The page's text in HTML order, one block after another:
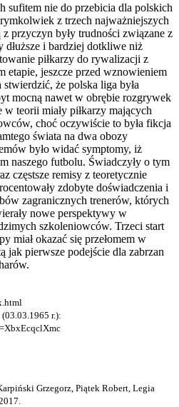
sufitem nie do przebicia dla polskich
z trzech najważniejszych
przyczyn były trudności związane z
dłuższe i bardziej dotkliwe niż
piłkarzy do rywalizacji z
etapie, jeszcze przed wznowieniem
że polska liga była
mocną nawet w obrębie rozgrywek
teorii miały piłkarzy mających
choć oczywiście to była fikcja
świata na dwa obozy
było widać symptomy, iż
naszego futbolu. Świadczyły o tym
częstsze remisy z teoretycznie
zdobyte doświadczenia i
zagranicznych trenerów, których
nowe perspektywy w
szkoleniowców. Trzeci start
miał okazać się przełomem w
jak pierwsze podejście dla zabrzan
r.):
Grzegorz, Piątek Robert, Legia